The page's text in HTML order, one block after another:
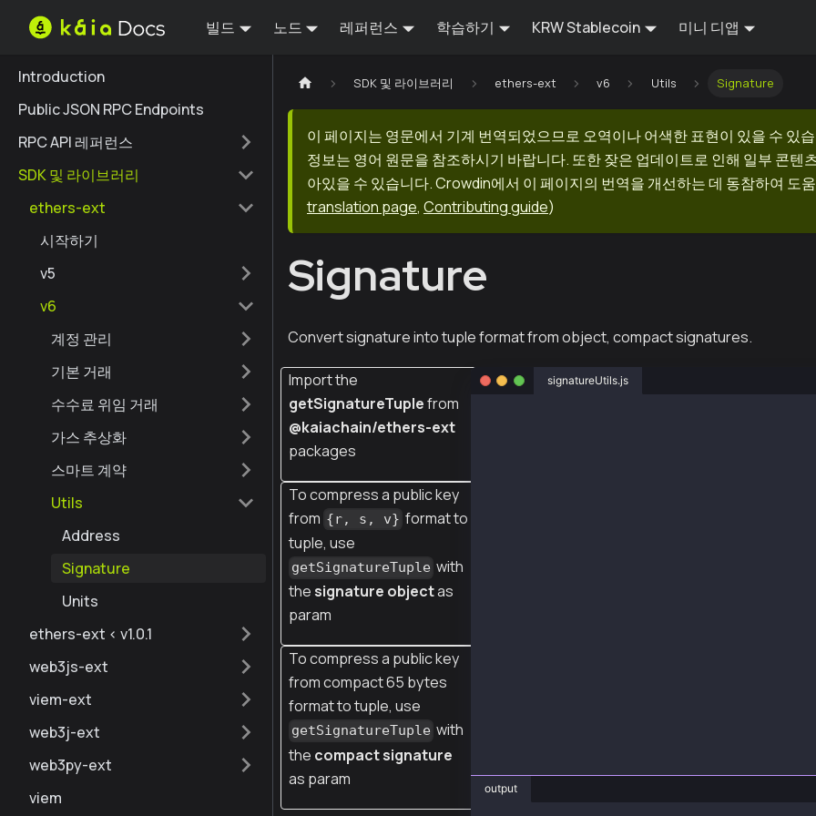
빌드 노드 레퍼런스 학습하기 KRW Stablecoin 미니 디앱
Introduction
Public JSON RPC Endpoints
RPC API 레퍼런스
SDK 및 라이브러리
ethers-ext
시작하기
v5
v6
계정 관리
기본 거래
수수료 위임 거래
가스 추상화
스마트 계약
Utils
Address
Signature
Units
ethers-ext < v1.0.1
web3js-ext
viem-ext
web3j-ext
web3py-ext
viem
SDK 및 라이브러리 ethers-ext v6 Utils Signature
이 페이지는 영문에서 기계 번역되었으므로 오역이나 어색한 표현이 있을 수 있
정보는 영어 원문을 참조하시기 바랍니다. 또한 잦은 업데이트로 인해 일부 콘텐
아있을 수 있습니다. Crowdin에서 이 페이지의 번역을 개선하는 데 동참하여 도
translation page, Contributing guide)
Signature
Convert signature into tuple format from object, compact signatures.
Import the
getSignatureTuplefrom
@kaiachain/ethers-ext
packages
To compress a public key
from {r, s, v} format to
tuple, use
getSignatureTuple with
the signature objectas
param
To compress a public key
from compact 65 bytes
format to tuple, use
getSignatureTuple with
the compact signature
as param
signatureUtils.js
output